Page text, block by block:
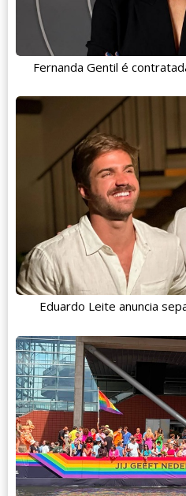
Fernanda Gentil é
Eduardo Leite anuncia